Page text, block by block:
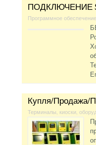
ПОДКЛЮЧЕНИЕ
Программное обеспечение
Купля/Продажа/
Терминалы, киоски,